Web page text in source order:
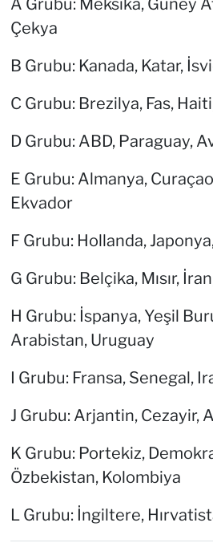
A Grubu: Meksika, Güney
Çekya
B Grubu: Kanada, Katar,
C Grubu: Brezilya, Fas,
D Grubu: ABD, Paraguay,
E Grubu: Almanya,
Ekvador
F Grubu: Hollanda,
G Grubu: Belçika, Mısır,
H Grubu: İspanya, Yeşil
Arabistan, Uruguay
I Grubu: Fransa, Senegal,
J Grubu: Arjantin, Cezayir,
K Grubu: Portekiz,
Özbekistan, Kolombiya
L Grubu: İngiltere,